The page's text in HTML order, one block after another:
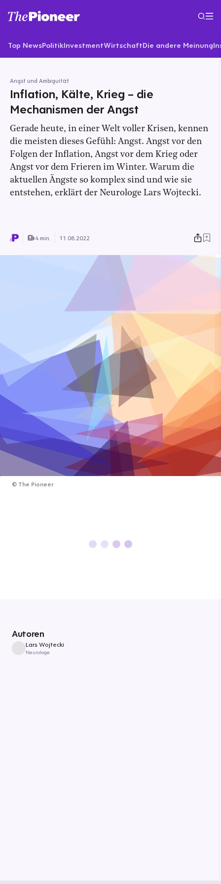
Top NewsPolitikInvestmentWirtschaftDie andere Meinung
Angst und Ambiguität
Inflation, Kälte, Krieg – die
Mechanismen der Angst
Gerade heute, in einer Welt voller Krisen, kennen
die meisten dieses Gefühl: Angst. Angst vor den
Folgen der Inflation, Angst vor dem Krieg oder
Angst vor dem Frieren im Winter. Warum die
aktuellen Ängste so komplex sind und wie sie
entstehen, erklärt der Neurologe Lars Wojtecki.
4 min. 11.08.2022
© The Pioneer
Autoren
Lars Wojtecki
Neurologe